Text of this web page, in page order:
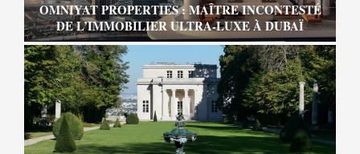
OMNIYAT PROPERTIES : MAÎTRE INCONTESTÉ
DE L’IMMOBILIER ULTRA-LUXE À DUBAÏ